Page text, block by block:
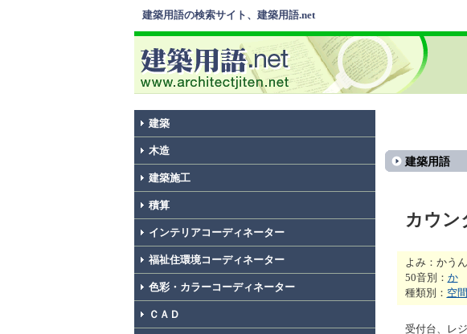
建築用語の検索サイト、建築用語.net
建築
木造
建築施工
積算
インテリアコーディネーター
福祉住環境コーディネーター
色彩・カラーコーディネーター
ＣＡＤ
建築用語
カウン
よみ：かう
50音別： か
種類別： 空
受付台、レ